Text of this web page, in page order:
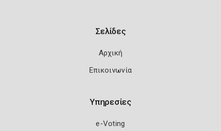
Σελίδες
Αρχική
Επικοινωνία
Υπηρεσίες
e-Voting